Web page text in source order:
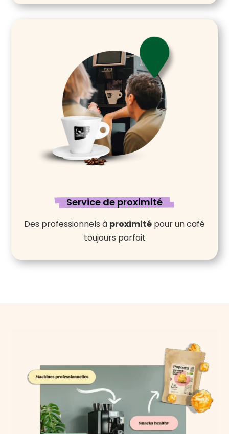
Service de proximité
Des professionnels à proximité pour un café
toujours parfait